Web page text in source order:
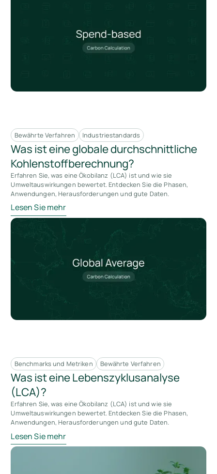
Bewährte Verfahren Industriestandards
Was ist eine globale durchschnittliche
Kohlenstoffberechnung?
Erfahren Sie, was eine Ökobilanz (LCA) ist und wie sie
Umweltauswirkungen bewertet. Entdecken Sie die Phasen,
Anwendungen, Herausforderungen und gute Daten.
Lesen Sie mehr
Benchmarks und Metriken Bewährte Verfahren
Was ist eine Lebenszyklusanalyse
(LCA)?
Erfahren Sie, was eine Ökobilanz (LCA) ist und wie sie
Umweltauswirkungen bewertet. Entdecken Sie die Phasen,
Anwendungen, Herausforderungen und gute Daten.
Lesen Sie mehr